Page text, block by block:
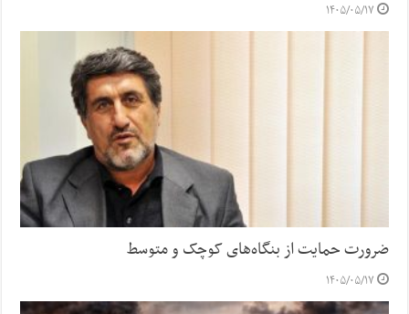
۱۴۰۵/۰۵/۱۷
ضرورت حمایت از بنگاه‌های کوچک و متوسط
۱۴۰۵/۰۵/۱۷